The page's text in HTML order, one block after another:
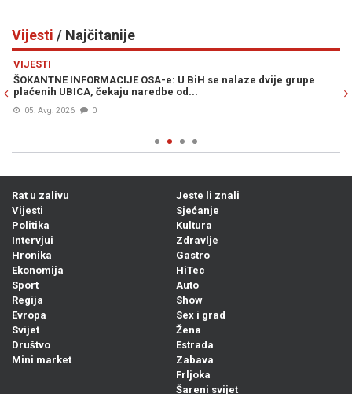
Vijesti / Najčitanije
VIJESTI
ŠOKANTNE INFORMACIJE OSA-e: U BiH se nalaze dvije grupe
plaćenih UBICA, čekaju naredbe od...
05. Avg. 2026 0
Rat u zalivu
Vijesti
Politika
Intervjui
Hronika
Ekonomija
Sport
Regija
Evropa
Svijet
Društvo
Mini market
Jeste li znali
Sjećanje
Kultura
Zdravlje
Gastro
HiTec
Auto
Show
Sex i grad
Žena
Estrada
Zabava
Frljoka
Šareni svijet